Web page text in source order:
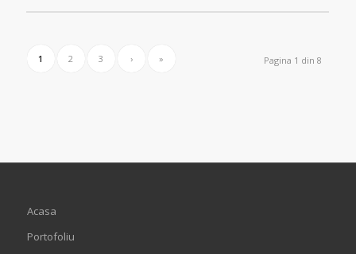
Pagina 1 din 8
1 2 3 › »
Acasa
Portofoliu